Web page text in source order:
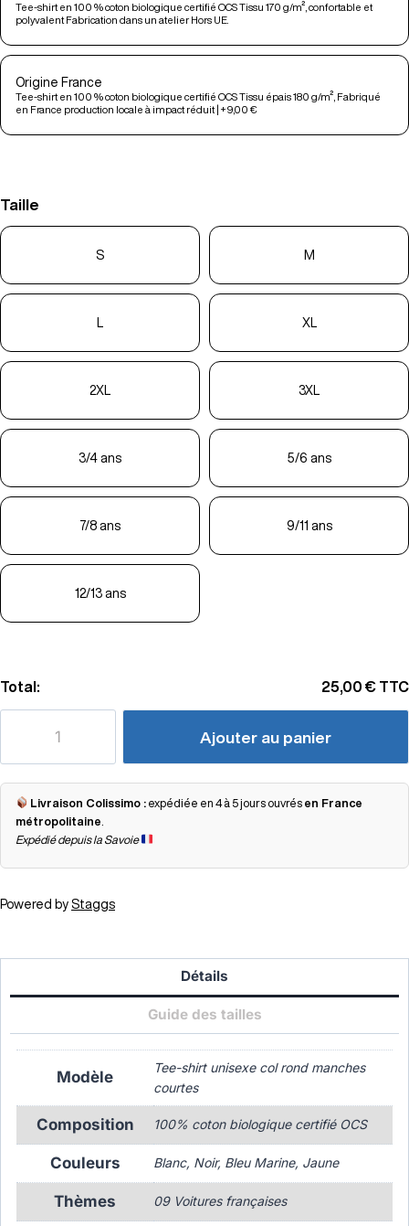
Tee-shirt en 100 % coton biologique certifié OCS Tissu 170 g/m², confortable et
polyvalent Fabrication dans un atelier Hors UE.
Origine France
Tee-shirt en 100 % coton biologique certifié OCS Tissu épais 180 g/m², Fabriqué
en France production locale à impact réduit | + 9,00 €
Taille
S M
XL
2XL 3XL
3/4 ans 5/6 ans
7/8 ans 9/11 ans
12/13 ans
Total: 25,00 € TTC
Ajouter au panier
Livraison Colissimo : expédiée en 4 à 5 jours ouvrés en France
métropolitaine
Expédié depuis la Savoie
Powered by Staggs
Détails
Guide des tailles
Modèle
Tee-shirt unisexe col rond manches
courtes
Composition 100% coton biologique certifié OCS
Couleurs Blanc, Noir, Bleu Marine, Jaune
Thèmes 09 Voitures françaises